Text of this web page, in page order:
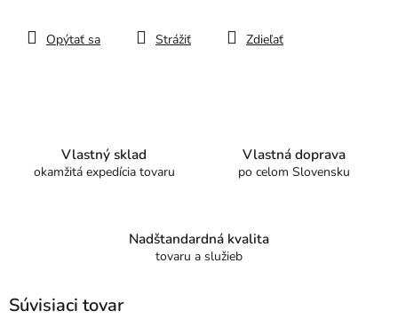
Opýtať sa Strážiť Zdieľať
Vlastný sklad
okamžitá expedícia tovaru
Vlastná doprava
po celom Slovensku
Nadštandardná kvalita
tovaru a služieb
Súvisiaci tovar